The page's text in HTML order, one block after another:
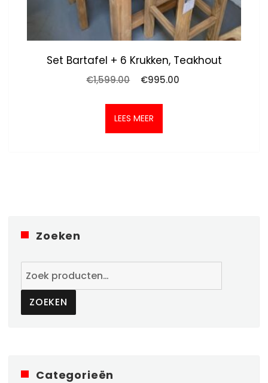
Set Bartafel + 6 Krukken, Teakhout
€1,599.00
Oorspronkelijke
was:
€1,599.00.
€995.00
LEES MEER
Zoeken
naar:
ZOEKEN
Categorieën